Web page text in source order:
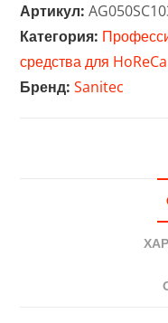
рук
Sanitec
SANI
GEL
Артикул:
Категория:
средства для HoReCa
Бренд: Sanitec